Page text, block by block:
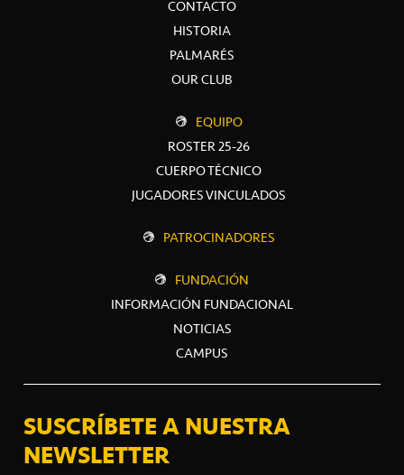
CONTACTO
HISTORIA
PALMARÉS
OUR CLUB
EQUIPO
ROSTER 25-26
CUERPO TÉCNICO
JUGADORES VINCULADOS
PATROCINADORES
FUNDACIÓN
INFORMACIÓN FUNDACIONAL
NOTICIAS
CAMPUS
SUSCRÍBETE A NUESTRA
NEWSLETTER